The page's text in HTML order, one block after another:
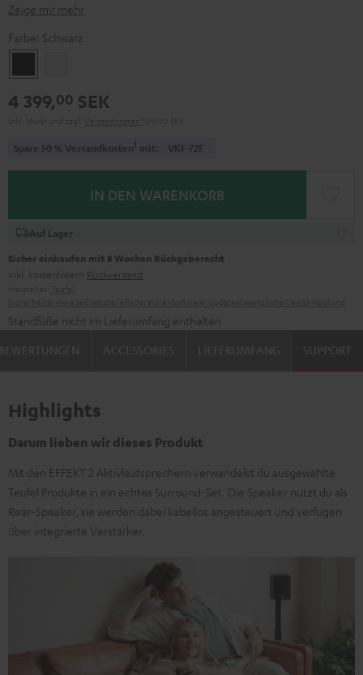
Zeige mir mehr
Farbe: Schwarz
4 399,00 SEK
Spare 50 % Versandkosten1 mit: VKF-72F
IN DEN WARENKORB
Auf Lager
Sicher einkaufen mit 8 Wochen Rückgaberecht
inkl. kostenlosem Rückversand
Standfüße nicht im Lieferumfang enthalten
SUPPORT
Highlights
Darum lieben wir dieses Produkt
Mit den EFFEKT 2 Aktivlautsprechern verwandelst du ausgewählte
Teufel Produkte in ein echtes Surround-Set. Die Speaker nutzt du als
Rear-Speaker, sie werden dabei kabellos angesteuert und verfügen
über integrierte Verstärker.